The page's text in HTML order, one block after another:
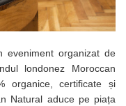
eveniment organizat de
londonez Moroccan
organice, certificate și
Natural aduce pe piața